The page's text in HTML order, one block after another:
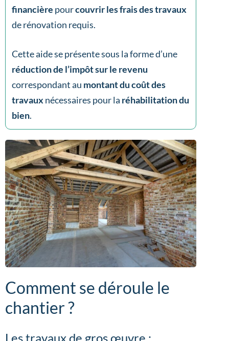
financière pourcouvrir les frais des travaux
de rénovation requis.
Cette aide se présente sous la forme d’une
réduction de l’impôt sur le revenu
correspondant au montant du coût des
travaux nécessaires pour la réhabilitation du
bien.
Comment se déroule le
chantier ?
Les travaux de gros œuvre :